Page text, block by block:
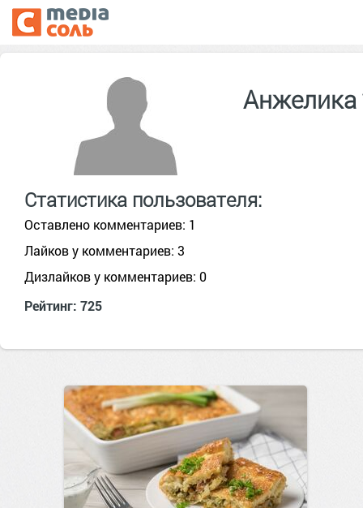
Статистика пользователя:
Оставлено комментариев: 1
Лайков у комментариев: 3
Дизлайков у комментариев: 0
Рейтинг: 725